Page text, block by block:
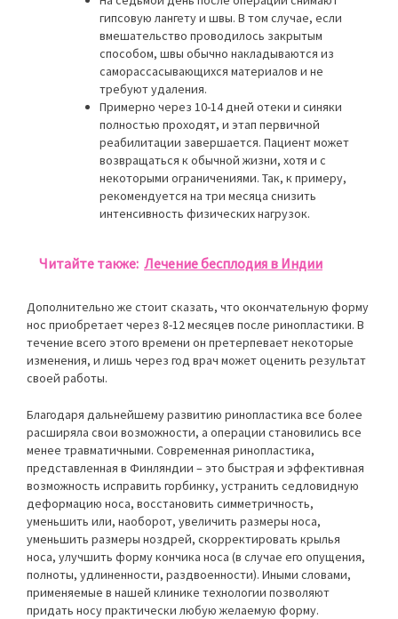
гипсовую лангету и швы. В том случае, если
вмешательство проводилось закрытым
способом, швы обычно накладываются из
саморассасывающихся материалов и не
требуют удаления.
Примерно через 10-14 дней отеки и синяки
полностью проходят, и этап первичной
реабилитации завершается. Пациент может
возвращаться к обычной жизни, хотя и с
некоторыми ограничениями. Так, к примеру,
рекомендуется на три месяца снизить
интенсивность физических нагрузок.
Читайте также: Лечение бесплодия в Индии
Дополнительно же стоит сказать, что окончательную форму
нос приобретает через 8-12 месяцев после ринопластики. В
течение всего этого времени он претерпевает некоторые
изменения, и лишь через год врач может оценить результат
своей работы.
Благодаря дальнейшему развитию ринопластика все более
расширяла свои возможности, а операции становились все
менее травматичными. Современная ринопластика,
представленная в Финляндии – это быстрая и эффективная
возможность исправить горбинку, устранить седловидную
деформацию носа, восстановить симметричность,
уменьшить или, наоборот, увеличить размеры носа,
уменьшить размеры ноздрей, скорректировать крылья
носа, улучшить форму кончика носа (в случае его опущения,
полноты, удлиненности, раздвоенности). Иными словами,
применяемые в нашей клинике технологии позволяют
придать носу практически любую желаемую форму.